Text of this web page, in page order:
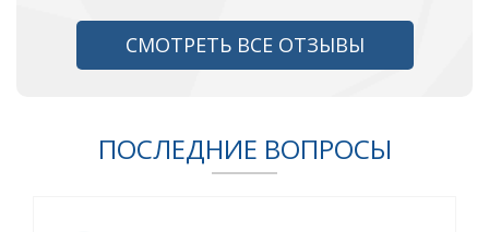
СМОТРЕТЬ ВСЕ ОТЗЫВЫ
ПОСЛЕДНИЕ ВОПРОСЫ